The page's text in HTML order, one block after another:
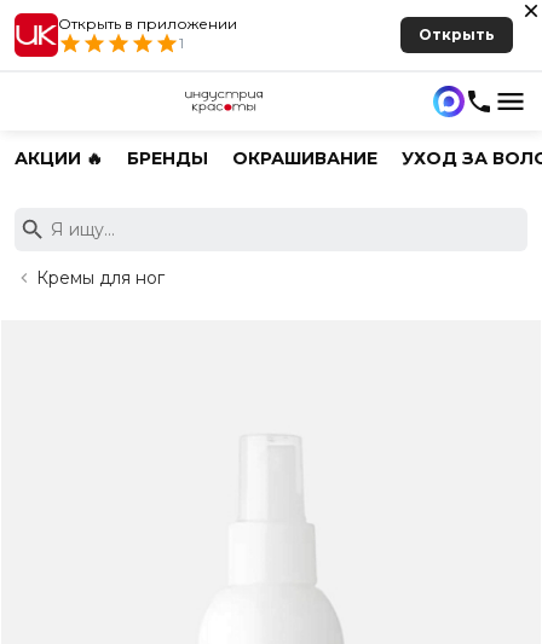
Открыть в приложении
1
Открыть
АКЦИИ 🔥 БРЕНДЫ ОКРАШИВАНИЕ УХОД ЗА
Кремы для ног